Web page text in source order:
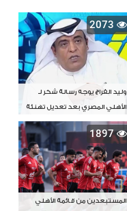
2073
وليد الفراج يوجه رسالة شكر لـ
الأهلي المصري بعد تعديل تهنئة
بطل آسيا
1897
المستبعدين من قائمة الأهلي